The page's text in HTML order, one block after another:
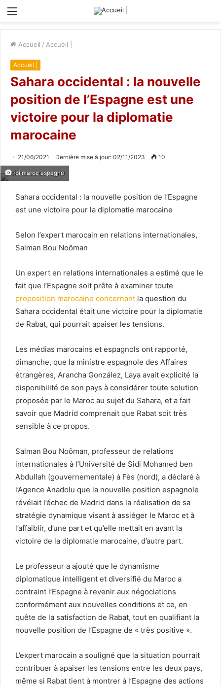
Menu
Accueil / Accueil |
Accueil |
Sahara occidental : la nouvelle
position de l’Espagne est une
victoire pour la diplomatie
marocaine
21/06/2021 Dernière mise à jour: 02/11/2023 10
roi maroc espagne
Sahara occidental : la nouvelle position de l’Espagne
est une victoire pour la diplomatie marocaine
Selon l’expert marocain en relations internationales,
Salman Bou Noôman
Un expert en relations internationales a estimé que le
fait que l’Espagne soit prête à examiner toute
proposition marocaine concernant la question du
Sahara occidental était une victoire pour la diplomatie
de Rabat, qui pourrait apaiser les tensions.
Les médias marocains et espagnols ont rapporté,
dimanche, que la ministre espagnole des Affaires
étrangères, Arancha González, Laya avait explicité la
disponibilité de son pays à considérer toute solution
proposée par le Maroc au sujet du Sahara, et a fait
savoir que Madrid comprenait que Rabat soit très
sensible à ce propos.
Salman Bou Noôman, professeur de relations
internationales à l’Université de Sidi Mohamed ben
Abdullah (gouvernementale) à Fès (nord), a déclaré à
l’Agence Anadolu que la nouvelle position espagnole
révélait l’échec de Madrid dans la réalisation de sa
stratégie dynamique visant à assiéger le Maroc et à
l’affaiblir, d’une part et qu’elle mettait en avant la
victoire de la diplomatie marocaine, d’autre part.
Le professeur a ajouté que le dynamisme
diplomatique intelligent et diversifié du Maroc a
contraint l’Espagne à revenir aux négociations
conformément aux nouvelles conditions et ce, en
quête de la satisfaction de Rabat, tout en qualifiant la
nouvelle position de l’Espagne de « très positive ».
L’expert marocain a souligné que la situation pourrait
contribuer à apaiser les tensions entre les deux pays,
même si Rabat tient à montrer à l’Espagne des actions